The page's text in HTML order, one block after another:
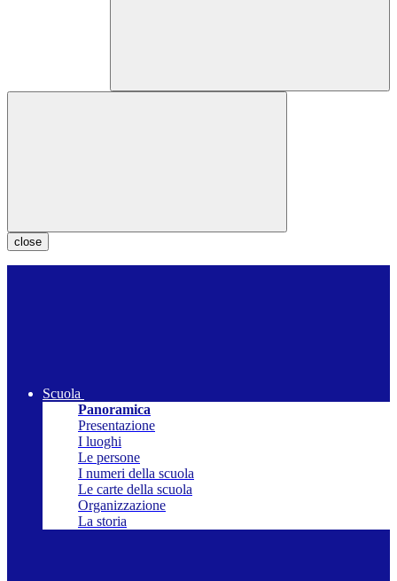
close
Scuola
Panoramica
Presentazione
I luoghi
Le persone
I numeri della scuola
Le carte della scuola
Organizzazione
La storia